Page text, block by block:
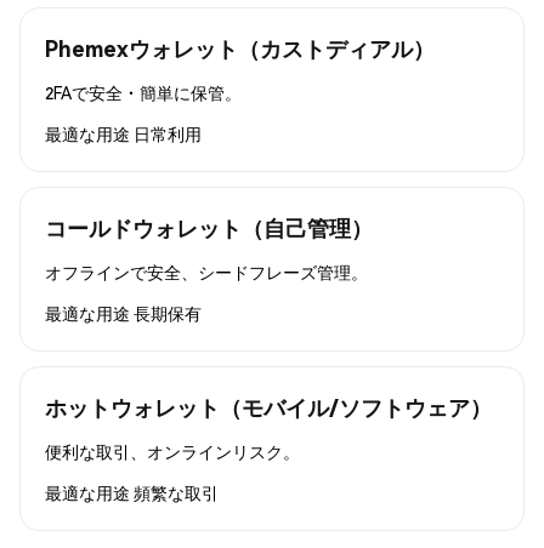
Phemexウォレット（カストディアル）
2FAで安全・簡単に保管。
最適な用途 日常利用
コールドウォレット（自己管理）
オフラインで安全、シードフレーズ管理。
最適な用途 長期保有
ホットウォレット（モバイル/ソフトウェア）
便利な取引、オンラインリスク。
最適な用途 頻繁な取引